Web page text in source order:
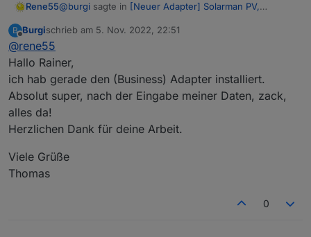
Rene55@burgi sagte in [Neuer Adapter] Solarman PV,
Hallo Thomas,
ich komm mit deiner Business Version nicht zurecht.
Ich bekomme ja noch nicht mal die Stationsnummer
richtige App ist bzw. bekommst du die Daten über die
B
Offline
Burgischrieb am 5. Nov. 2022, 22:51
zuletzt editiert von
@rene55
Hallo Rainer,
ich hab gerade den (Business) Adapter installiert.
Absolut super, nach der Eingabe meiner Daten, zack,
alles da!
Herzlichen Dank für deine Arbeit.
Viele Grüße
Thomas
0